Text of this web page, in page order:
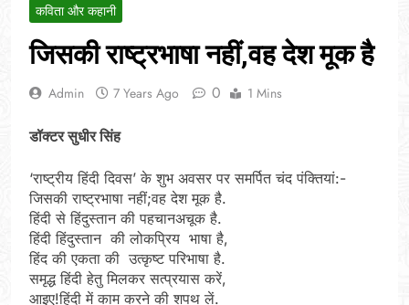
कविता और कहानी
जिसकी राष्ट्रभाषा नहीं,वह देश मूक है
Admin 7 Years Ago 0 1 Mins
डॉक्टर सुधीर सिंह
‘राष्ट्रीय हिंदी दिवस’ के शुभ अवसर पर समर्पित चंद पंक्तियां:-
जिसकी राष्ट्रभाषा नहीं;वह देश मूक है.
हिंदी से हिंदुस्तान की पहचानअचूक है.
हिंदी हिंदुस्तान की लोकप्रिय भाषा है,
हिंद की एकता की उत्कृष्ट परिभाषा है.
समृद्ध हिंदी हेतु मिलकर सत्प्रयास करें,
आइए!हिंदी में काम करने की शपथ लें.